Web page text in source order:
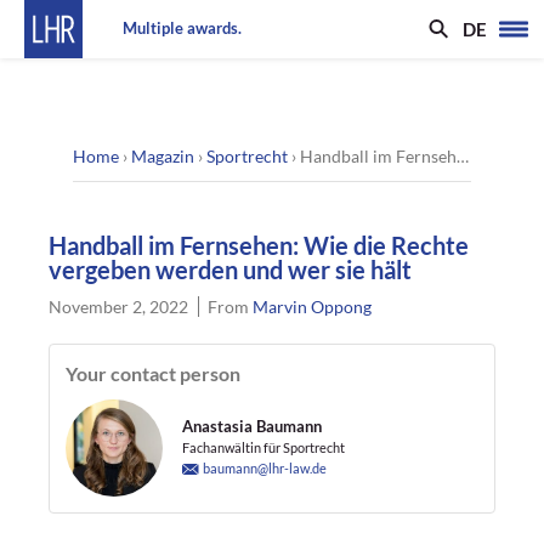
Multiple awards. DE
Home › Magazin ›Sportrecht › Handball im Fernsehen: Wie die Rechte vergeben werden und wer sie hält
Handball im Fernsehen: Wie die Rechte
vergeben werden und wer sie hält
November 2, 2022 From Marvin Oppong
Your contact person
Anastasia Baumann
Fachanwältin für Sportrecht
baumann@lhr-law.de